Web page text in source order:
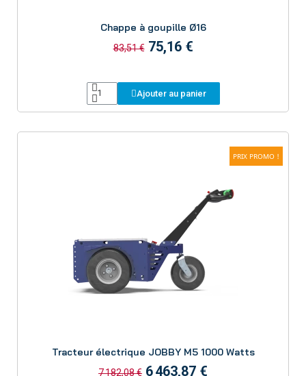
Chappe à goupille Ø16
83,51 € 75,16 €
Ajouter au panier
PRIX PROMO !
Tracteur électrique JOBBY M5 1000 Watts
7 182,08 € 6 463,87 €